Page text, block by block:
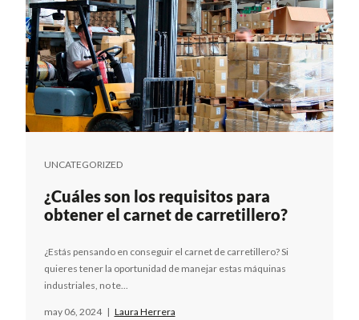
UNCATEGORIZED
¿Cuáles son los requisitos para
obtener el carnet de carretillero?
¿Estás pensando en conseguir el carnet de carretillero? Si
quieres tener la oportunidad de manejar estas máquinas
industriales, no te...
may 06, 2024 | Laura Herrera